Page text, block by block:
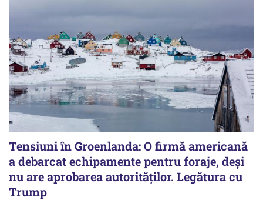
Tensiuni în Groenlanda: O firmă americană
a debarcat echipamente pentru foraje, deși
nu are aprobarea autorităților. Legătura cu
Trump